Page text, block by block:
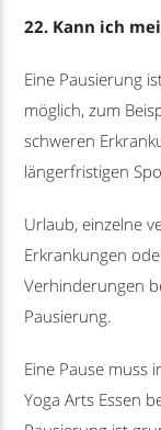
22. Kann ich
Eine Pausierung
möglich, zum
schweren
längerfristigen
Urlaub, einzelne
Erkrankungen
Verhinderungen
Pausierung.
Eine Pause muss
Yoga Arts Essen